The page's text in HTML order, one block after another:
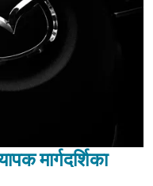
मार्गदर्शिका